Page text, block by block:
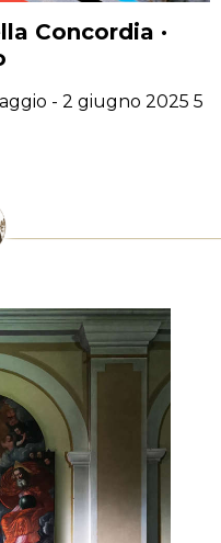
Concordia ·
- 2 giugno 2025 5